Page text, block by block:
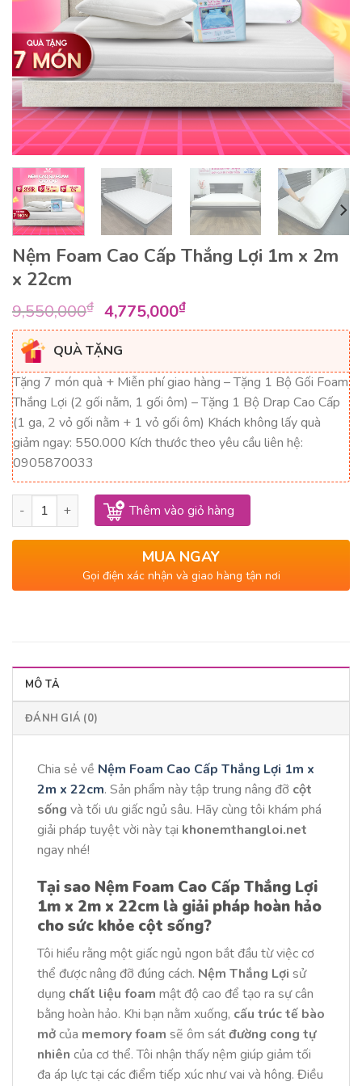
Nệm Foam Cao Cấp Thắng Lợi 1m x 2m
x 22cm
9,550,000₫ Giá
gốc
là:
9,550,000₫.
4,775,000₫Giá
hiện
là:
4,775,000₫.
QUÀ TẶNG
Tặng 7 món quà + Miễn phí giao hàng – Tặng 1 Bộ Gối Foam
Thắng Lợi (2 gối nằm, 1 gối ôm) – Tặng 1 Bộ Drap Cao Cấp
(1 ga, 2 vỏ gối nằm + 1 vỏ gối ôm) Khách không lấy quà
giảm ngay: 550.000 Kích thước theo yêu cầu liên hệ:
0905870033
Nệm Foam Cao Cấp Thắng Lợi 1m x 2m x 22cm số lượng
Thêm vào giỏ hàng
MUA NGAY
Gọi điện xác nhận và giao hàng tận nơi
MÔ TẢ
ĐÁNH GIÁ (0)
Chia sẻ về Nệm Foam Cao Cấp Thắng Lợi 1m x
2m x 22cm. Sản phẩm này tập trung nâng đỡ cột
sống và tối ưu giấc ngủ sâu. Hãy cùng tôi khám phá
giải pháp tuyệt vời này tại khonemthangloi.net
ngay nhé!
Tại sao Nệm Foam Cao Cấp Thắng Lợi
1m x 2m x 22cm là giải pháp hoàn hảo
cho sức khỏe cột sống?
Tôi hiểu rằng một giấc ngủ ngon bắt đầu từ việc cơ
thể được nâng đỡ đúng cách. Nệm Thắng Lợi sử
dụng chất liệu foam mật độ cao để tạo ra sự cân
bằng hoàn hảo. Khi bạn nằm xuống, cấu trúc tế bào
mởcủa memory foam sẽ ôm sátđường cong tự
nhiên của cơ thể. Tôi nhận thấy nệm giúp giảm tối
đa áp lực tại các điểm tiếp xúc như vai và hông. Điều